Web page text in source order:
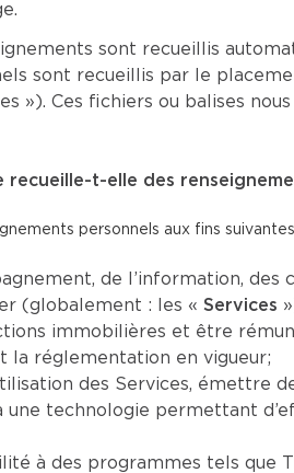
sont recueillis
sont recueillis par le
»). Ces fichiers ou balises
recueille-t-elle des
personnels aux fins
de l’information,
(globalement : les « Services
immobilières et être
la réglementation en vigueur;
des Services, émettre
à une technologie permettant
à des programmes tels que